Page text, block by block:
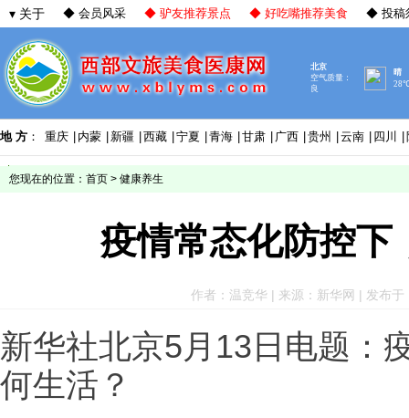
▾ 关于 ◆ 会员风采 ◆ 驴友推荐景点 ◆ 好吃嘴推荐美食 ◆ 投稿
地 方 ： 重庆 内蒙 新疆 西藏 宁夏 青海 甘肃 广西 贵州 云南 四川
您现在的位置： 首页 > 健康养生
疫情常态化防控下
作者：温竞华 | 来源：新华网 | 发布
新华社北京5月13日电题：
何生活？